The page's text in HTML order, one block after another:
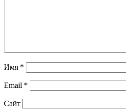
Имя *
Email *
Сайт